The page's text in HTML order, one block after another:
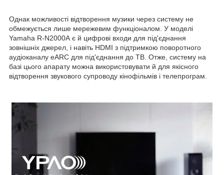
Однак можливості відтворення музики через систему не
обмежується лише мережевим функціоналом. У моделі
Yamaha R-N2000A є й цифрові входи для під'єднання
зовнішніх джерел, і навіть HDMI з підтримкою поворотного
аудіоканалу eARC для під'єднання до ТВ. Отже, систему на
базі цього апарату можна використовувати й для якісного
відтворення звукового супроводу кінофільмів і телепрограм.